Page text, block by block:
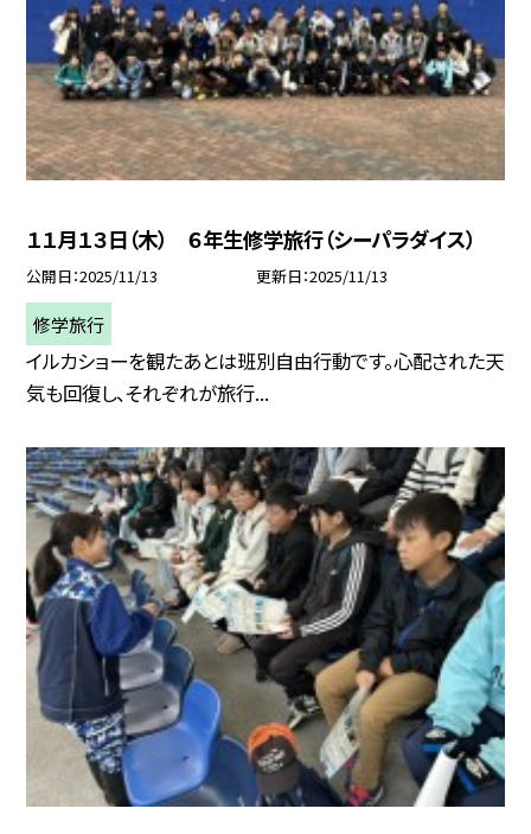
１１月１３日（木） ６年生修学旅行（シーパラダイス）
公開日 2025/11/13 更新日 2025/11/13
修学旅行
イルカショーを観たあとは班別自由行動です。心配された天
気も回復し、それぞれが旅行...